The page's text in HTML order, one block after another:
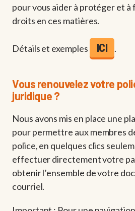
pour vous aider à protéger et
droits en ces matières.
Détails et exemples ICI .
Vous renouvelez votre
juridique ?
Nous avons mis en place une
pour permettre aux membres
police, en quelques clics
effectuer directement votre
obtenir l’ensemble de votre
courriel.